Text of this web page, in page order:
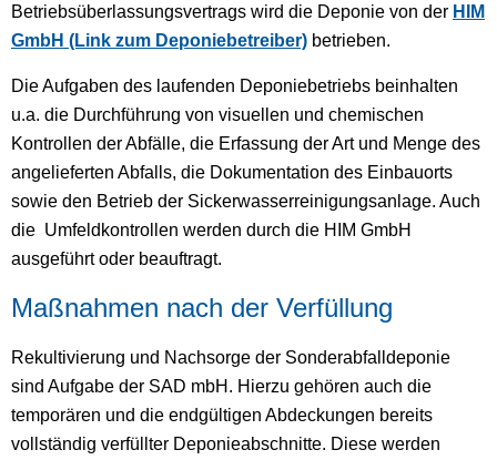
Betriebsüberlassungsvertrags wird die Deponie von der HIM
GmbH (Link zum Deponiebetreiber) betrieben.
Die Aufgaben des laufenden Deponiebetriebs beinhalten
u.a. die Durchführung von visuellen und chemischen
Kontrollen der Abfälle, die Erfassung der Art und Menge des
angelieferten Abfalls, die Dokumentation des Einbauorts
sowie den Betrieb der Sickerwasserreinigungsanlage. Auch
die Umfeldkontrollen werden durch die HIM GmbH
ausgeführt oder beauftragt.
Maßnahmen nach der Verfüllung
Rekultivierung und Nachsorge der Sonderabfalldeponie
sind Aufgabe der SAD mbH. Hierzu gehören auch die
temporären und die endgültigen Abdeckungen bereits
vollständig verfüllter Deponieabschnitte. Diese werden